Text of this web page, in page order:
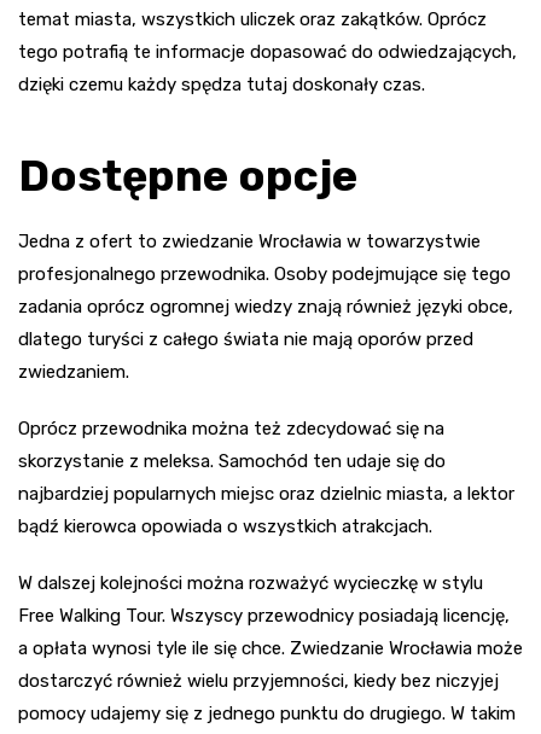
temat miasta, wszystkich uliczek oraz zakątków. Oprócz
tego potrafią te informacje dopasować do odwiedzających,
dzięki czemu każdy spędza tutaj doskonały czas.
Dostępne opcje
Jedna z ofert to zwiedzanie Wrocławia w towarzystwie
profesjonalnego przewodnika. Osoby podejmujące się tego
zadania oprócz ogromnej wiedzy znają również języki obce,
dlatego turyści z całego świata nie mają oporów przed
zwiedzaniem.
Oprócz przewodnika można też zdecydować się na
skorzystanie z meleksa. Samochód ten udaje się do
najbardziej popularnych miejsc oraz dzielnic miasta, a lektor
bądź kierowca opowiada o wszystkich atrakcjach.
W dalszej kolejności można rozważyć wycieczkę w stylu
Free Walking Tour. Wszyscy przewodnicy posiadają licencję,
a opłata wynosi tyle ile się chce. Zwiedzanie Wrocławia może
dostarczyć również wielu przyjemności, kiedy bez niczyjej
pomocy udajemy się z jednego punktu do drugiego. W takim